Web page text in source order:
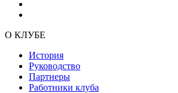
О КЛУБЕ
История
Руководство
Партнеры
Работники клуба